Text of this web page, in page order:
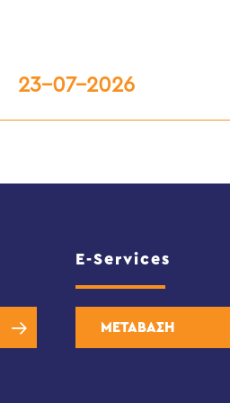
23-07-2026
E-Services
ΜΕΤΑΒΑΣΗ